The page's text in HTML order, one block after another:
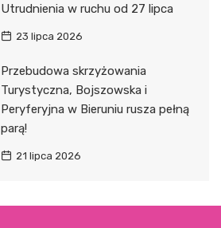
Utrudnienia w ruchu od 27 lipca
23 lipca 2026
Przebudowa skrzyżowania
Turystyczna, Bojszowska i
Peryferyjna w Bieruniu rusza pełną
parą!
21 lipca 2026